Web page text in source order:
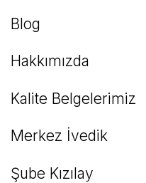
Blog
Hakkımızda
Kalite Belgelerimiz
Merkez İvedik
Şube Kızılay